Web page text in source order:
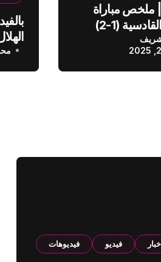
| ملخص مباراة
الهلال والقادسية (1-2)
فيديو فيديوهات